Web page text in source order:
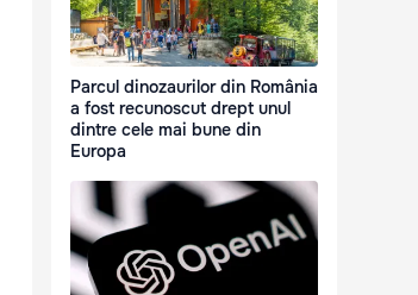
Parcul dinozaurilor din România
a fost recunoscut drept unul
dintre cele mai bune din
Europa